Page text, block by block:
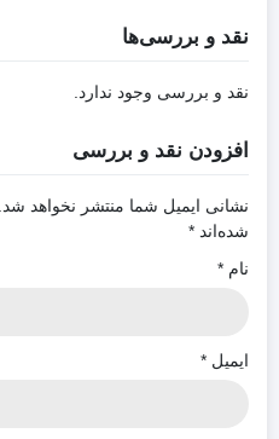
نقد و بررسی‌ها
نقد و بررسی وجود ندارد.
افزودن نقد و بررسی
نشانی ایمیل شما منتشر نخواهد شد.
شده‌اند *
نام *
ایمیل *